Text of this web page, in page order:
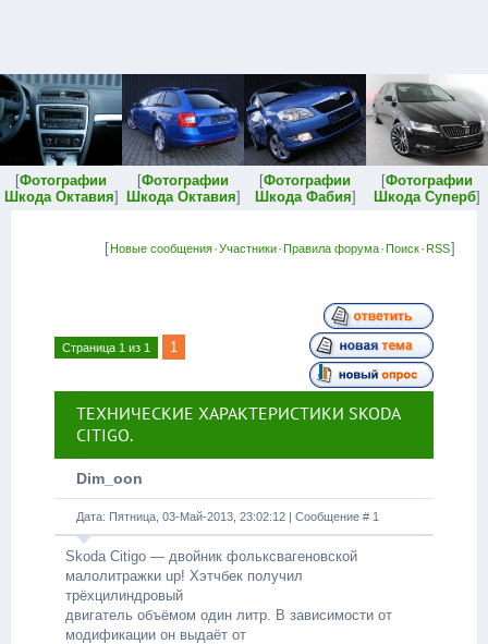
[Фотографии
Шкода Октавия]
[Фотографии
Шкода Октавия]
[Фотографии
Шкода Фабия]
[Фотографии
Шкода Суперб]
[Новые сообщения·Участники·Правила форума·Поиск·RSS]
Страница 1 из 1 1
ТЕХНИЧЕСКИЕ ХАРАКТЕРИСТИКИ SKODA
CITIGO.
Dim_oon
Дата: Пятница, 03-Май-2013, 23:02:12 | Сообщение # 1
Skoda Citigo — двойник фольксвагеновской
малолитражки up! Хэтчбек получил
трёхцилиндровый
двигатель объёмом один литр. В зависимости от
модификации он выдаёт от